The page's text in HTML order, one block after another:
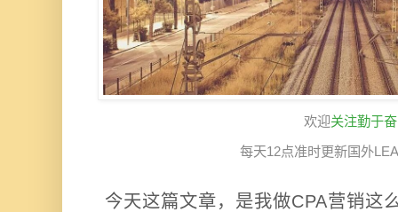
欢迎关注勤于奋
每天12点准时更新国外
今天这篇文章，是我做CPA营销这